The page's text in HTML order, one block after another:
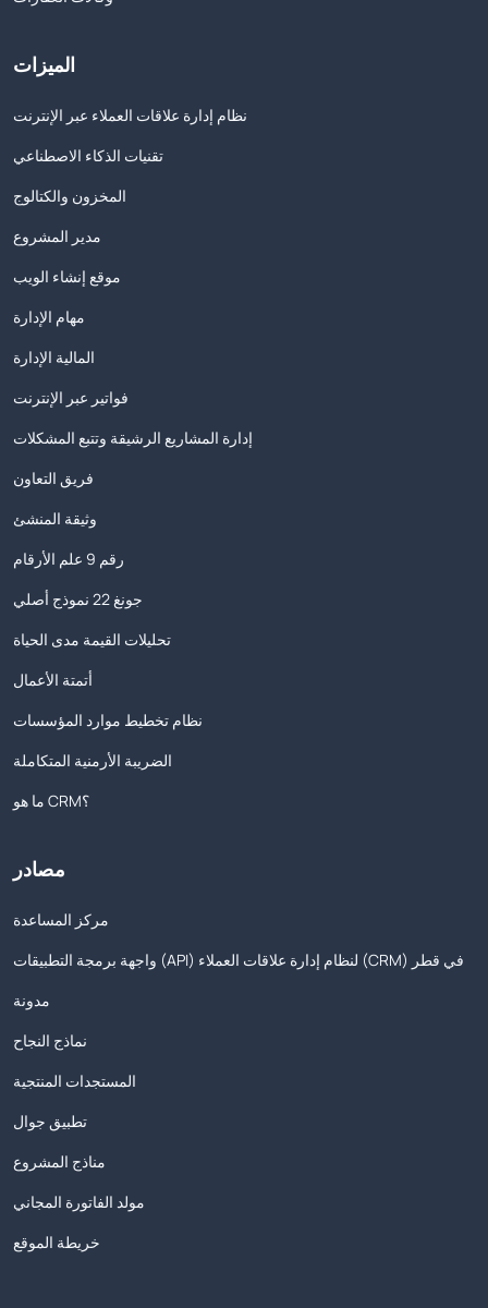
الميزات
نظام إدارة علاقات العملاء عبر الإنترنت
تقنيات الذكاء الاصطناعي
المخزون والكتالوج
مدير المشروع
موقع إنشاء الويب
مهام الإدارة
المالية الإدارة
فواتير عبر الإنترنت
إدارة المشاريع الرشيقة وتتبع المشكلات
فريق التعاون
وثيقة المنشئ
رقم 9 علم الأرقام
جونغ 22 نموذج أصلي
تحليلات القيمة مدى الحياة
أتمتة الأعمال
نظام تخطيط موارد المؤسسات
الضريبة الأرمنية المتكاملة
ما هو CRM؟
مصادر
مركز المساعدة
واجهة برمجة التطبيقات (API) لنظام إدارة علاقات العملاء (CRM) في قطر
مدونة
نماذج النجاح
المستجدات المنتجية
تطبيق جوال
مناذج المشروع
مولد الفاتورة المجاني
خريطة الموقع